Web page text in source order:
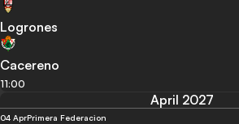
Logrones
Cacereno
11:00
April 2027
04 AprPrimera Federacion